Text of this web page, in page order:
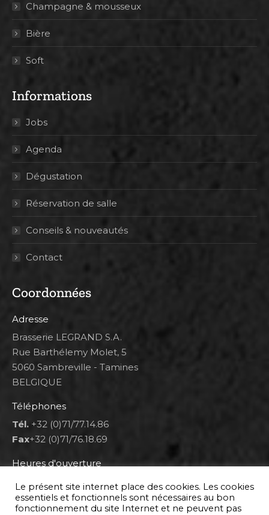
Champagne & mousseux
Bière
Soft
Informations
Jobs
Agenda
Dégustation
Réservation de salle
Conseils & nouveautés
Contact
Coordonnées
Adresse
Brasserie LEGRAND S.A.
Rue Barthélemy Molet, 5
5060 Sambreville - Tamines
BELGIQUE
Téléphones
Tél. +32 (0)71/77.14.86
Fax+32 (0)71/76.18.69
Heures d'ouverture
Lun 8h00-12h00 et 12h30-14h30
Mar au ven 8h00-12h00 et 12h30-17h00
Sam 9h00-16h00
Le présent site internet place des cookies. Les cookies
essentiels et fonctionnels sont nécessaires au bon
fonctionnement du site Internet et ne peuvent pas